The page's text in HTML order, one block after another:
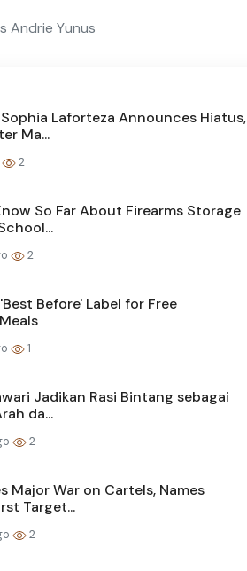
Andrie Yunus
Sophia Laforteza Announces Hiatus,
Ma...
2
So Far About Firearms Storage
2
Before' Label for Free
1
Jadikan Rasi Bintang sebagai
da...
2
Major War on Cartels, Names
Target...
2